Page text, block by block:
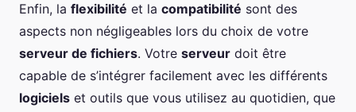
Enfin, la flexibilité et la compatibilité sont des
aspects non négligeables lors du choix de votre
serveur de fichiers. Votre serveur doit être
capable de s’intégrer facilement avec les différents
logiciels et outils que vous utilisez au quotidien, que